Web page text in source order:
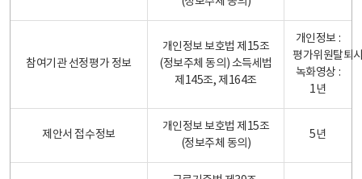
참여기관 선정평가 정보
개인정보 보호법 제15조
(정보주체 동의) 소득세법
제145조, 제164조
개인정보 :
평가위원탈퇴
녹화영상 :
1년
제안서 접수정보
개인정보 보호법 제15조
(정보주체 동의)
5년